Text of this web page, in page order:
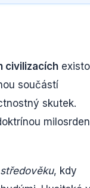
civilizacích
součástí
skutek.
, kdy